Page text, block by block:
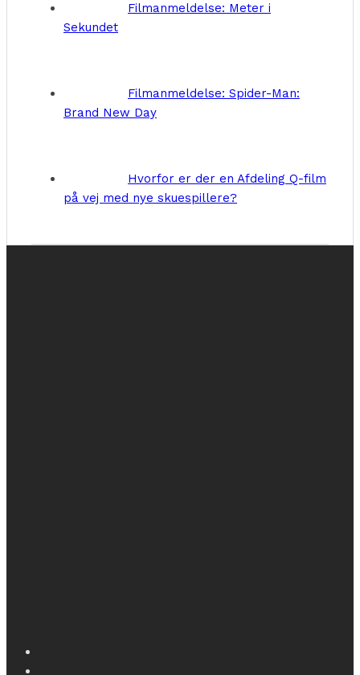
Filmanmeldelse: Meter i
Sekundet
Filmanmeldelse: Spider-Man:
Brand New Day
Hvorfor er der en Afdeling Q-film
på vej med nye skuespillere?